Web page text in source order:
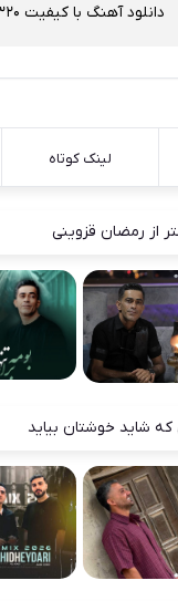
دانلود آهنگ با کیفیت 320
لینک کوتاه
از رمضان قزوینی
شاید خوشتان بیاید